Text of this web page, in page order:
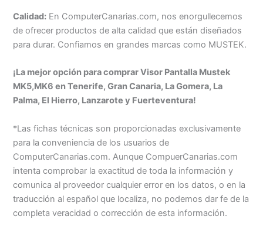
Calidad: En ComputerCanarias.com, nos enorgullecemos
de ofrecer productos de alta calidad que están diseñados
para durar. Confiamos en grandes marcas como MUSTEK.
¡La mejor opción para comprar Visor Pantalla Mustek
MK5,MK6 en Tenerife, Gran Canaria, La Gomera, La
Palma, El Hierro, Lanzarote y Fuerteventura!
*Las fichas técnicas son proporcionadas exclusivamente
para la conveniencia de los usuarios de
ComputerCanarias.com. Aunque CompuerCanarias.com
intenta comprobar la exactitud de toda la información y
comunica al proveedor cualquier error en los datos, o en la
traducción al español que localiza, no podemos dar fe de la
completa veracidad o corrección de esta información.